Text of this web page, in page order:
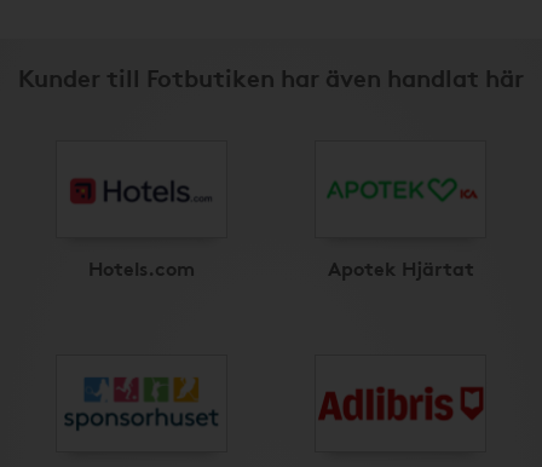
Kunder till Fotbutiken har även handlat här
Hotels.com Apotek Hjärtat